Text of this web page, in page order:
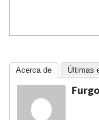
Acerca de Últimas